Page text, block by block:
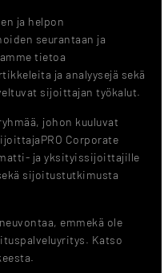
ja helpon
seurantaan ja
tietoa
ja analyysejä sekä
sijoittajan työkalut.
johon kuuluvat
Corporate
ja yksityissijoittajille
sijoitustutkimusta
emmekä ole
Katso